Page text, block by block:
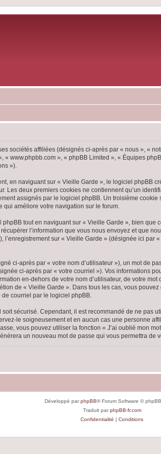
sociétés affiliées (désignés ci-après par « nous », «
www.phpbb.com », « phpBB Limited », « Équipes
»).
en naviguant sur « Vieille Garde », le logiciel phpBB
Les deux premiers cookies ne contiennent qu’un
assignés par le logiciel phpBB. Un troisième
qui améliore votre navigation sur le forum.
tout en naviguant sur « Vieille Garde », bien
l’information que vous nous envoyez et que
sur « Vieille Garde » (désignée ici par
ci-après par « votre nom d’utilisateur »), un mot de
ci-après par « votre courriel »). Vos informations
en-dehors de votre nom d’utilisateur, de votre
de « Vieille Garde ». Dans tous les cas, vous
de courriel par le logiciel phpBB.
sécurisé. Cependant, il est recommandé de ne pas
le soigneusement et en aucun cas une personne
vous pouvez utiliser la fonction « J’ai oublié mon
un nouveau mot de passe qui vous permettra de
Développé parphpBB® Forum Software ©
Traduit parphpBB-fr.com
Confidentialité | Conditions